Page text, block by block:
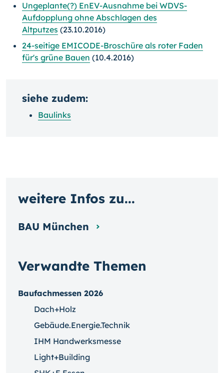
Ungeplante(?) EnEV-Ausnahme bei WDVS-
Aufdopplung ohne Abschlagen des
Altputzes (23.10.2016)
24-seitige EMICODE-Broschüre als roter Faden
für's grüne Bauen (10.4.2016)
siehe zudem:
Baulinks
Verwandte Themen
Baufachmessen 2026
Dach+Holz
Gebäude.Energie.Technik
IHM Handwerksmesse
Light+Building
weitere Infos zu...
BAU München